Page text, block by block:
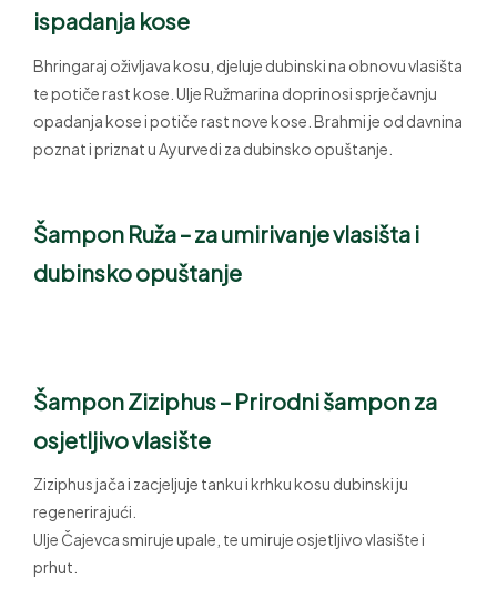
ispadanja kose
Bhringaraj oživljava kosu, djeluje dubinski na obnovu vlasišta
te potiče rast kose. Ulje Ružmarina doprinosi sprječavnju
opadanja kose i potiče rast nove kose. Brahmi je od davnina
poznat i priznat u Ayurvedi za dubinsko opuštanje.
Šampon Ruža – za umirivanje vlasišta i
dubinsko opuštanje
ŠamponZiziphus – Prirodni šampon za
osjetljivo vlasište
Ziziphus jača i zacjeljuje tanku i krhku kosu dubinski ju
regenerirajući.
Ulje Čajevca smiruje upale, te umiruje osjetljivo vlasište i
prhut.